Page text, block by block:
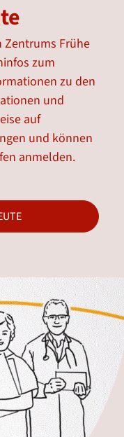
Zentrums Frühe
zum
zu den
und
auf
und können
anmelden.